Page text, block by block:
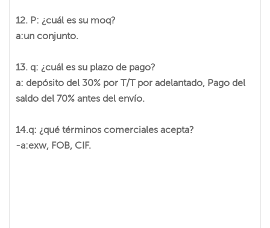
12. P: ¿cuál es su moq?
a:un conjunto.
13. q: ¿cuál es su plazo de pago?
a: depósito del 30% por T/T por adelantado, Pago del
saldo del 70% antes del envío.
14.q: ¿qué términos comerciales acepta?
-a:exw, FOB, CIF.